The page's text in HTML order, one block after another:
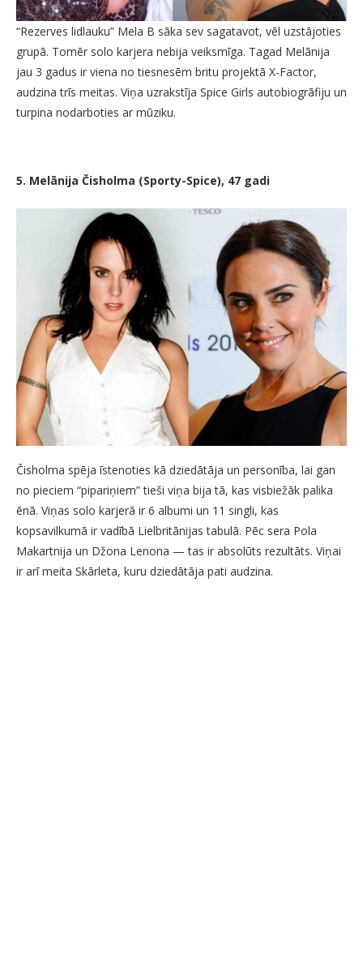
“Rezerves lidlauku” Mela B sāka sev sagatavot, vēl uzstājoties
grupā. Tomēr solo karjera nebija veiksmīga. Tagad Melānija
jau 3 gadus ir viena no tiesnesēm britu projektā X-Factor,
audzina trīs meitas. Viņa uzrakstīja Spice Girls autobiogrāfiju un
turpina nodarboties ar mūziku.
5. Melānija Čisholma (Sporty-Spice), 47 gadi
Čisholma spēja īstenoties kā dziedātāja un personība, lai gan
no pieciem “pipariņiem” tieši viņa bija tā, kas visbiežāk palika
ēnā. Viņas solo karjerā ir 6 albumi un 11 singli, kas
kopsavilkumā ir vadībā Lielbritānijas tabulā. Pēc sera Pola
Makartnija un Džona Lenona — tas ir absolūts rezultāts. Viņai
ir arī meita Skārleta, kuru dziedātāja pati audzina.